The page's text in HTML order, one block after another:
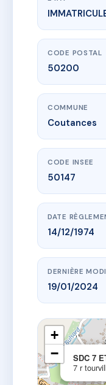
SDC 7 ET 7
7 r tourville
CODE POSTAL
50200
COMMUNE
Coutances
CODE INSEE
50147
DATE
14/12/1974
DERNIÈRE
19/01/2024
SDC 7
7 r
+
−